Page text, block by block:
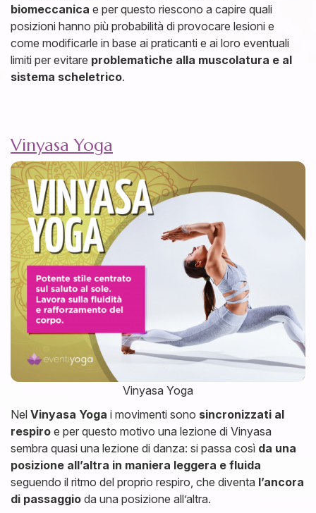
biomeccanica e per questo riescono a capire quali
posizioni hanno più probabilità di provocare lesioni e
come modificarle in base ai praticanti e ai loro eventuali
limiti per evitare problematiche alla muscolatura e al
sistema scheletrico.
Vinyasa Yoga
Vinyasa Yoga
Nel Vinyasa Yoga i movimenti sono sincronizzati al
respiro e per questo motivo una lezione di Vinyasa
sembra quasi una lezione di danza: si passa così da una
posizione all’altra in maniera leggera e fluida
seguendo il ritmo del proprio respiro, che diventa l’ancora
di passaggio da una posizione all’altra.